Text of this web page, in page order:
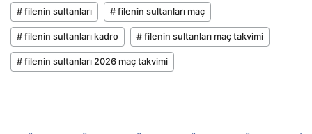
# filenin sultanları # filenin sultanları maç
# filenin sultanları kadro # filenin sultanları maç takvimi
# filenin sultanları 2026 maç takvimi